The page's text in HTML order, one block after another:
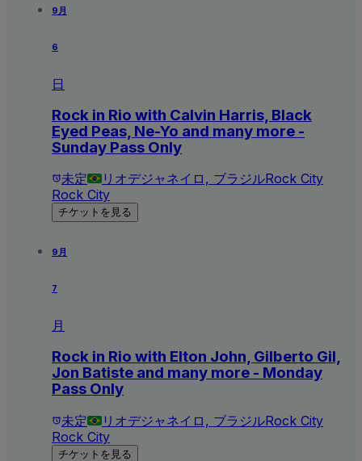
9月
6
日
Rock in Rio with Calvin Harris, Black
Eyed Peas, Ne-Yo and many more -
Sunday Pass Only
未定 リオデジャネイロ, ブラジルRock City
Rock City
チケットを見る
9月
7
月
Rock in Rio with Elton John, Gilberto Gil,
Jon Batiste and many more - Monday
Pass Only
未定 リオデジャネイロ, ブラジルRock City
Rock City
チケットを見る